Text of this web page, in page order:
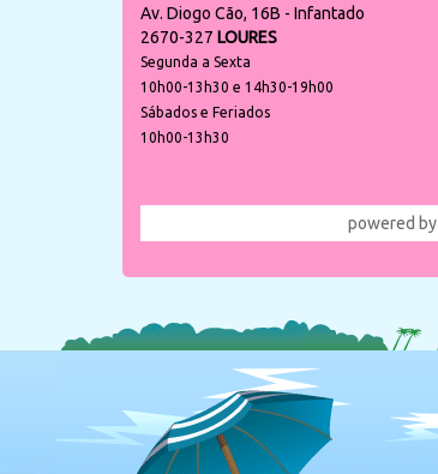
Av. Diogo Cão, 16B - Infantado
2670-327 LOURES
Segunda a Sexta
10h00-13h30 e 14h30-19h00
Sábados e Feriados
10h00-13h30
powered by